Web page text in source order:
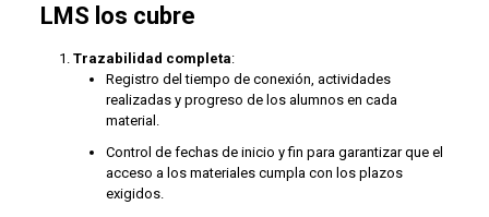
LMS los cubre
Trazabilidad completa:
Registro del tiempo de conexión, actividades
realizadas y progreso de los alumnos en cada
material.
Control de fechas de inicio y fin para garantizar que el
acceso a los materiales cumpla con los plazos
exigidos.